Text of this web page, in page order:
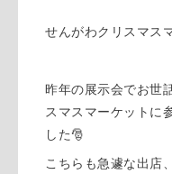
せんがわクリスマス
昨年の展示会でお世
スマスマーケットに
した🎅
こちらも急遽な出店